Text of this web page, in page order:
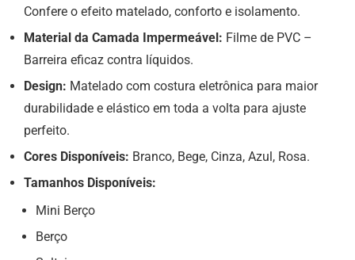
Confere o efeito matelado, conforto e isolamento.
Material da Camada Impermeável: Filme de PVC –
Barreira eficaz contra líquidos.
Design: Matelado com costura eletrônica para maior
durabilidade e elástico em toda a volta para ajuste
perfeito.
Cores Disponíveis: Branco, Bege, Cinza, Azul, Rosa.
Tamanhos Disponíveis:
Mini Berço
Berço